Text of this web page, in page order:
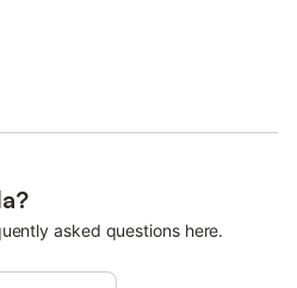
asked questions here.